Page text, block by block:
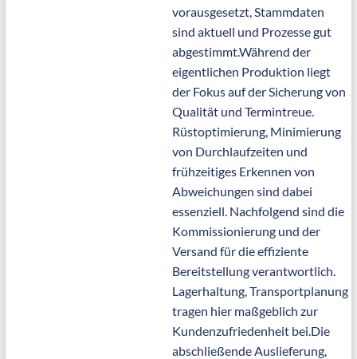
vorausgesetzt, Stammdaten
sind aktuell und Prozesse gut
abgestimmt.Während der
eigentlichen Produktion liegt
der Fokus auf der Sicherung von
Qualität und Termintreue.
Rüstoptimierung, Minimierung
von Durchlaufzeiten und
frühzeitiges Erkennen von
Abweichungen sind dabei
essenziell. Nachfolgend sind die
Kommissionierung und der
Versand für die effiziente
Bereitstellung verantwortlich.
Lagerhaltung, Transportplanung
tragen hier maßgeblich zur
Kundenzufriedenheit bei.Die
abschließende Auslieferung,